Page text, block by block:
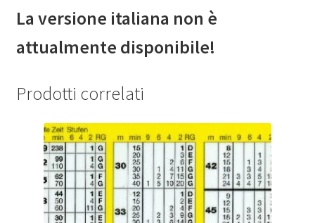
La versione italiana non è
attualmente disponibile!
Prodotti correlati